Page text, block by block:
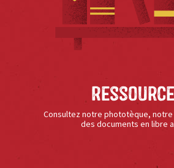
Consultez notre phototèque,
des documents en libre